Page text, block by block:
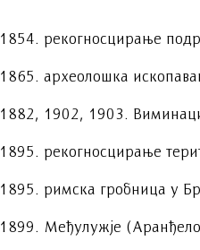
1854. рекогносцирање
1865. археолошка
1882, 1902, 1903.
1895. рекогносцирање
1895. римска гробница у
1899. Међулужје